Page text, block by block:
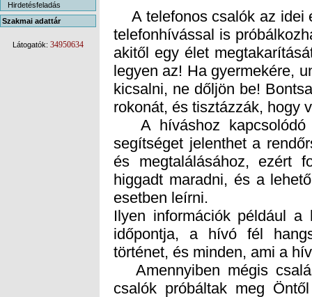
Hirdetésfeladás
Szakmai adattár
Látogatók: 34950634
A telefonos csalók az idei
telefonhívással is
akitől egy élet
legyen az! Ha gyermekére,
kicsalni, ne dőljön be!
rokonát, és tisztázzák, hogy
A híváshoz kapcsolódó
segítséget jelenthet a
és megtalálásához, ezért
higgadt maradni, és a
esetben leírni.
Ilyen információk például
időpontja, a hívó fél
történet, és minden, ami a
Amennyiben mégis
csalók próbáltak meg